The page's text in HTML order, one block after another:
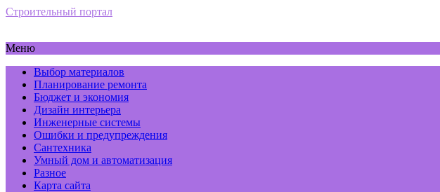
Строительный портал
Меню
Выбор материалов
Планирование ремонта
Бюджет и экономия
Дизайн интерьера
Инженерные системы
Ошибки и предупреждения
Сантехника
Умный дом и автоматизация
Разное
Карта сайта